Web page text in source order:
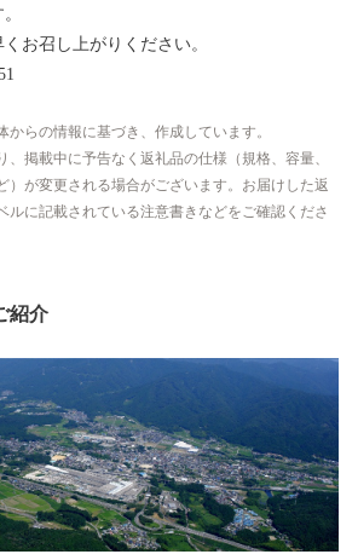
お召し上がりください。
からの情報に基づき、作成しています。
、掲載中に予告なく返礼品の仕様（規格、容量、
）が変更される場合がございます。お届けした返
ルに記載されている注意書きなどをご確認くださ
紹介